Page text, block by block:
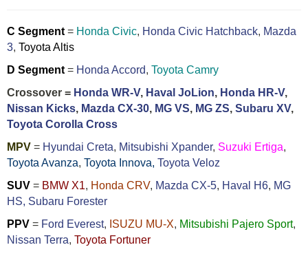
C Segment= Honda Civic, Honda Civic Hatchback, Mazda
3, Toyota Altis
D Segment= Honda Accord, Toyota Camry
Crossover = Honda WR-V, Haval JoLion, Honda HR-V,
Nissan Kicks, Mazda CX-30, MG VS, MG ZS, Subaru XV,
Toyota Corolla Cross
MPV = Hyundai Creta, Mitsubishi Xpander, Suzuki Ertiga,
Toyota Avanza, Toyota Innova, Toyota Veloz
SUV = BMW X1, Honda CRV, Mazda CX-5, Haval H6, MG
HS, Subaru Forester
PPV = Ford Everest, ISUZU MU-X, Mitsubishi Pajero Sport,
Nissan Terra, Toyota Fortuner